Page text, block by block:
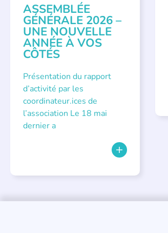
ASSEMBLÉE
GÉNÉRALE 2026 –
UNE NOUVELLE
ANNÉE À VOS
CÔTÉS
Présentation du rapport
d’activité par les
coordinateur.ices de
l’association Le 18 mai
dernier a